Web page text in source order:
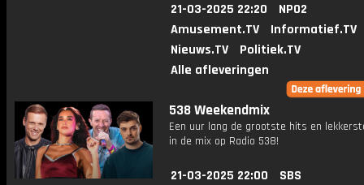
21-03-2025 22:20
NPO2
Amusement.TV
Informatief.TV
Nieuws.TV
Politiek.TV
Alle afleveringen
538 Weekendmix
Een uur lang de grootste hits en
in de mix op Radio 538!
21-03-2025 22:00
SBS